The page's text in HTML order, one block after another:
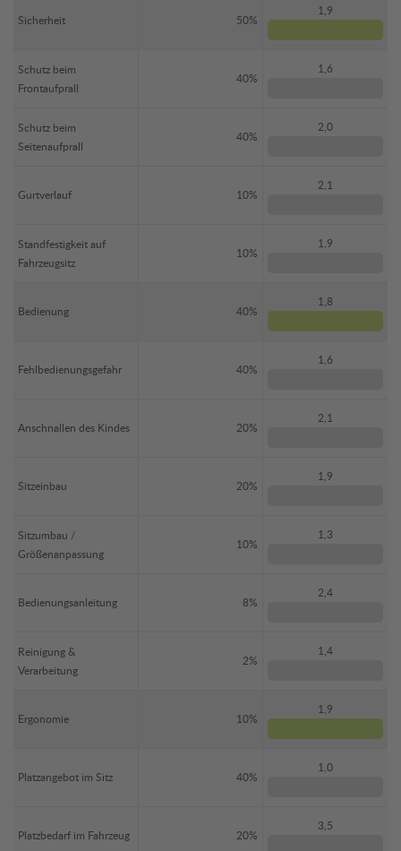
Sicherheit 50%
1,9
Schutz beim
Frontaufprall
40%
1,6
Schutz beim
Seitenaufprall
40%
2,0
Gurtverlauf 10%
2,1
Standfestigkeit auf
Fahrzeugsitz
10%
1,9
Bedienung 40%
1,8
Fehlbedienungsgefahr 40%
1,6
Anschnallen des Kindes 20%
2,1
Sitzeinbau 20%
1,9
Sitzumbau /
Größenanpassung
10%
1,3
Bedienungsanleitung 8%
2,4
Reinigung &
Verarbeitung
2%
1,4
Ergonomie 10%
1,9
Platzangebot im Sitz 40%
1,0
Platzbedarf im Fahrzeug 20%
3,5